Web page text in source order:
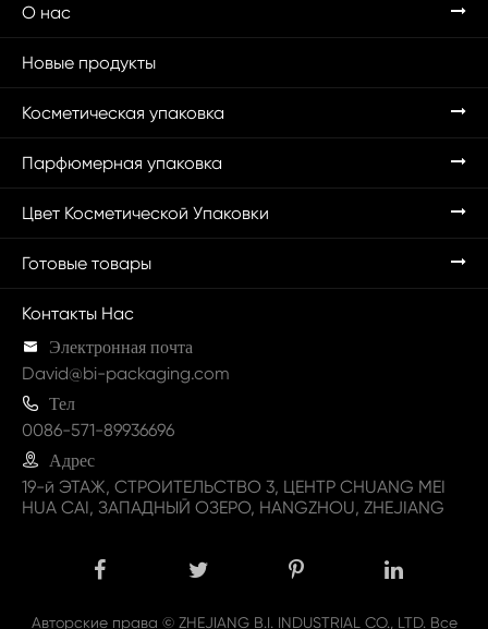
О нас
Новые продукты
Косметическая упаковка
Парфюмерная упаковка
Цвет Косметической Упаковки
Готовые товары
Контакты Нас
 Электронная почта
David@bi-packaging.com
 Тел
0086-571-89936696
 Адрес
19-й ЭТАЖ, СТРОИТЕЛЬСТВО 3, ЦЕНТР CHUANG MEI
HUA CAI, ЗАПАДНЫЙ ОЗЕРО, HANGZHOU, ZHEJIANG
Авторские права © ZHEJIANG B.I. INDUSTRIAL CO., LTD. Все